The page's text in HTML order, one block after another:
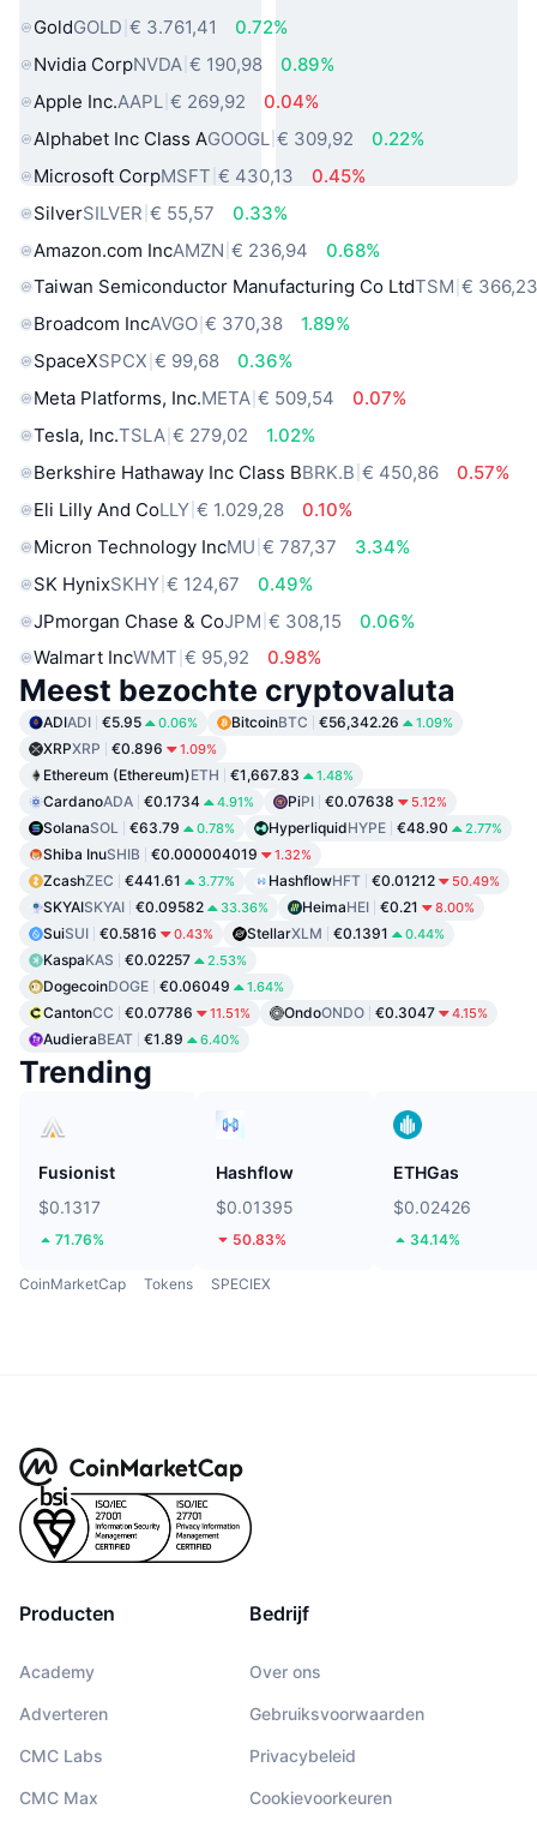
GoldGOLD € 3.761,41
0.72%
Nvidia CorpNVDA € 190,98
0.89%
Apple Inc.AAPL € 269,92
0.04%
Alphabet Inc Class AGOOGL € 309,92
0.22%
Microsoft CorpMSFT € 430,13
0.45%
SilverSILVER € 55,57
0.33%
Amazon.com IncAMZN € 236,94
0.68%
Taiwan Semiconductor Manufacturing Co LtdTSM €
Broadcom IncAVGO € 370,38
1.89%
SpaceXSPCX € 99,68
0.36%
Meta Platforms, Inc.META € 509,54
0.07%
Tesla, Inc.TSLA € 279,02
1.02%
Berkshire Hathaway Inc Class BBRK.B € 450,86
0.57%
Eli Lilly And CoLLY € 1.029,28
0.10%
Micron Technology IncMU € 787,37
3.34%
SK HynixSKHY € 124,67
0.49%
JPmorgan Chase & CoJPM € 308,15
0.06%
Walmart IncWMT € 95,92 0.98%
Meest bezochte cryptovaluta
ADIADI €5.95 0.06% BitcoinBTC €56,342.26 1.09%
XRPXRP €0.896 1.09%
Ethereum (Ethereum)ETH €1,667.83 1.48%
CardanoADA €0.1734 4.91% PiPI €0.07638 5.12%
SolanaSOL €63.79 0.78% HyperliquidHYPE €48.90 2.77%
Shiba InuSHIB €0.000004019 1.32%
ZcashZEC €441.61 3.77% HashflowHFT €0.01212 50.49%
SKYAISKYAI €0.09582 33.36% HeimaHEI €0.21 8.00%
SuiSUI €0.5816 0.43% StellarXLM €0.1391 0.44%
KaspaKAS €0.02257 2.53%
DogecoinDOGE €0.06049 1.64%
CantonCC €0.07786 11.51% OndoONDO €0.3047 4.15%
AudieraBEAT €1.89 6.40%
Trending
Fusionist
$0.1317
71.76%
Hashflow
$0.01395
50.83%
ETHGas
$0.02426
34.14%
CoinMarketCap Tokens SPECIEX
Producten
Academy
Adverteren
CMC Labs
CMC Max
Bedrijf
Over ons
Gebruiksvoorwaarden
Privacybeleid
Cookievoorkeuren